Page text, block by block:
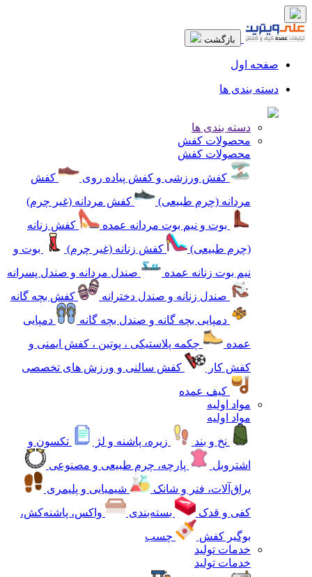
بازگشت
صفحه اول
دسته بندی ها
دسته بندی ها
محصولات کفش
محصولات کفش
کفش ورزشی و کفش پیاده روی
کفش
مردانه (چرم طبیعی)
کفش مردانه (غیر چرم)
بوت و نیم بوت مردانه عمده
کفش زنانه
(چرم طبیعی)
کفش زنانه (غیر چرم)
بوت و
نیم بوت زنانه عمده
صندل مردانه و صندل پسرانه
صندل زنانه و صندل دخترانه
کفش بچه گانه
دمپایی بچه گانه و صندل بچه گانه
دمپایی
عمده
چکمه پلاستیکی ، پوتین ، کفش ایمنی و
کفش کار
کفش سالنی و ورزش های تخصصی
کیف عمده
مواد اولیه
مواد اولیه
نخ و بند
زیره، پاشنه و لژ
تکسون و
اشتروبل
پارچه، چرم طبیعی و مصنوعی
یراق‌آلات، فنر و شانک
شیمیایی و پلیمری
کفی و قدک
بسته‌بندی
واکس، پاشنه‌کش،
بوگیر کفش
چسب
خدمات تولید
خدمات تولید